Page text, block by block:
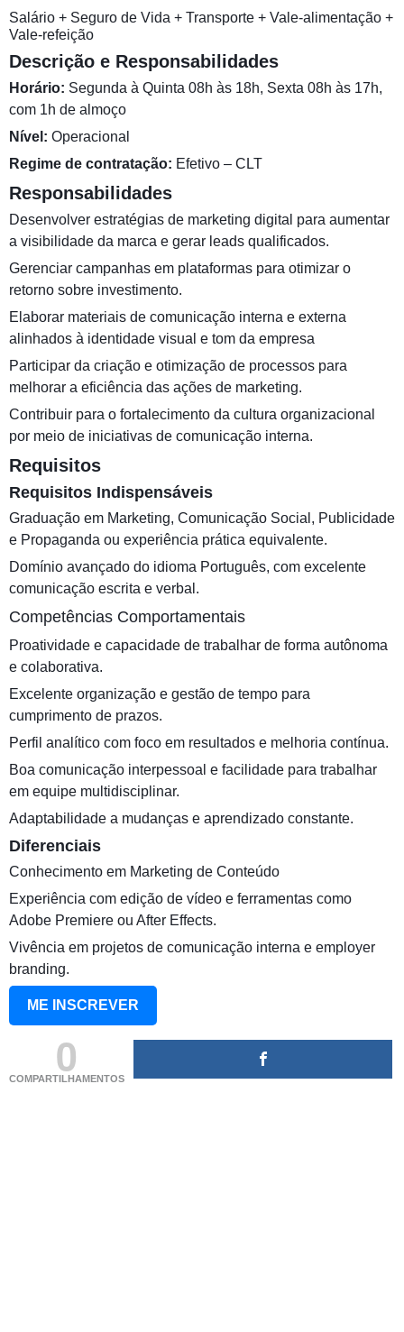
Salário + Seguro de Vida + Transporte + Vale-alimentação +
Vale-refeição
Descrição e Responsabilidades
Horário: Segunda à Quinta 08h às 18h, Sexta 08h às 17h,
com 1h de almoço
Nível: Operacional
Regime de contratação: Efetivo – CLT
Responsabilidades
Desenvolver estratégias de marketing digital para aumentar
a visibilidade da marca e gerar leads qualificados.
Gerenciar campanhas em plataformas para otimizar o
retorno sobre investimento.
Elaborar materiais de comunicação interna e externa
alinhados à identidade visual e tom da empresa
Participar da criação e otimização de processos para
melhorar a eficiência das ações de marketing.
Contribuir para o fortalecimento da cultura organizacional
por meio de iniciativas de comunicação interna.
Requisitos
Requisitos Indispensáveis
Graduação em Marketing, Comunicação Social, Publicidade
e Propaganda ou experiência prática equivalente.
Domínio avançado do idioma Português, com excelente
comunicação escrita e verbal.
Competências Comportamentais
Proatividade e capacidade de trabalhar de forma autônoma
e colaborativa.
Excelente organização e gestão de tempo para
cumprimento de prazos.
Perfil analítico com foco em resultados e melhoria contínua.
Boa comunicação interpessoal e facilidade para trabalhar
em equipe multidisciplinar.
Adaptabilidade a mudanças e aprendizado constante.
Diferenciais
Conhecimento em Marketing de Conteúdo
Experiência com edição de vídeo e ferramentas como
Adobe Premiere ou After Effects.
Vivência em projetos de comunicação interna e employer
branding.
ME INSCREVER
0
COMPARTILHAMENTOS